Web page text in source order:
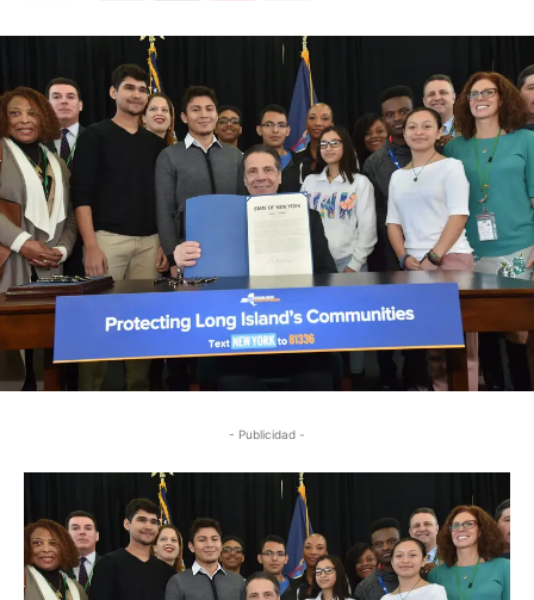
- Publicidad -